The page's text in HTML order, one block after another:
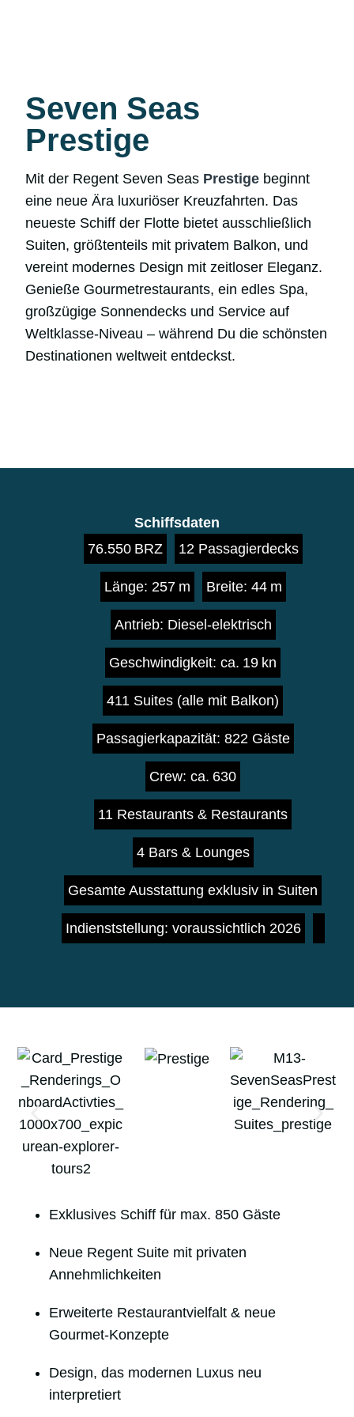
Seven Seas
Prestige
Mit der Regent Seven Seas Prestige beginnt
eine neue Ära luxuriöser Kreuzfahrten. Das
neueste Schiff der Flotte bietet ausschließlich
Suiten, größtenteils mit privatem Balkon, und
vereint modernes Design mit zeitloser Eleganz.
Genieße Gourmetrestaurants, ein edles Spa,
großzügige Sonnendecks und Service auf
Weltklasse-Niveau – während Du die schönsten
Destinationen weltweit entdeckst.
Schiffsdaten
76.550 BRZ
12 Passagierdecks
Länge: 257 m Breite: 44 m
Antrieb: Diesel-elektrisch
Geschwindigkeit: ca. 19 kn
411 Suites (alle mit Balkon)
Passagierkapazität: 822 Gäste
Crew: ca. 630
11 Restaurants & Restaurants
4 Bars & Lounges
Gesamte Ausstattung exklusiv in Suiten
Indienststellung: voraussichtlich 2026
Exklusives Schiff für max. 850 Gäste
Neue Regent Suite mit privaten
Annehmlichkeiten
Erweiterte Restaurantvielfalt & neue
Gourmet-Konzepte
Design, das modernen Luxus neu
interpretiert